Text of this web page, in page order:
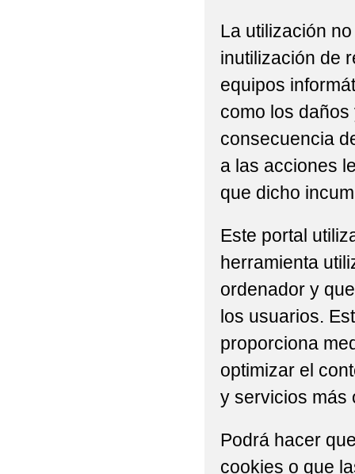
La utilización
inutilización de
equipos
como los
consecuencia
a las acciones
que dicho
Este portal
herramienta
ordenador y
los usuarios.
proporciona
optimizar el
y servicios más
Podrá hacer
cookies o que